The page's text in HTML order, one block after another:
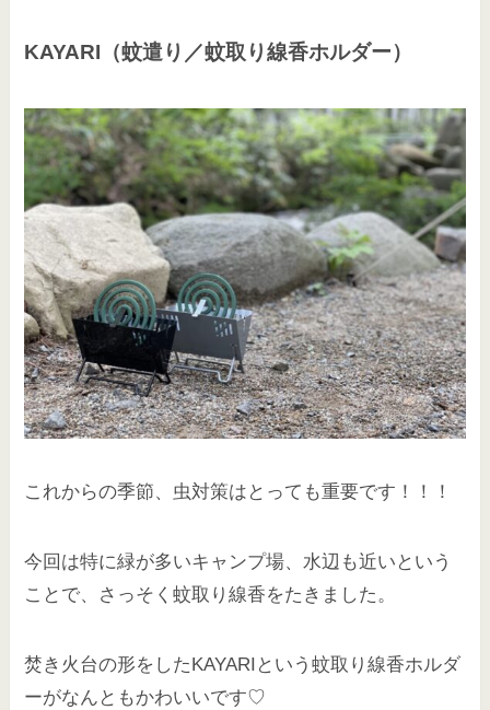
KAYARI（蚊遣り／蚊取り線香ホルダー）
これからの季節、虫対策はとっても重要です！！！
今回は特に緑が多いキャンプ場、水辺も近いという
ことで、さっそく蚊取り線香をたきました。
焚き火台の形をしたKAYARIという蚊取り線香ホルダ
ーがなんともかわいいです♡